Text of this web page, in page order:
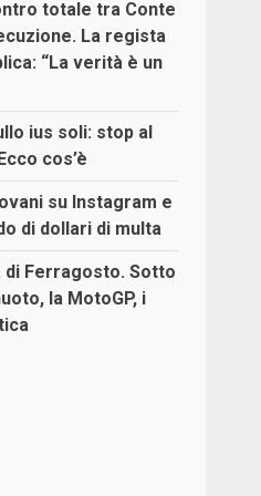
totale tra Conte
La regista
“La verità è un
ius soli: stop al
cos’è
su Instagram e
di dollari di multa
Ferragosto. Sotto
la MotoGP, i